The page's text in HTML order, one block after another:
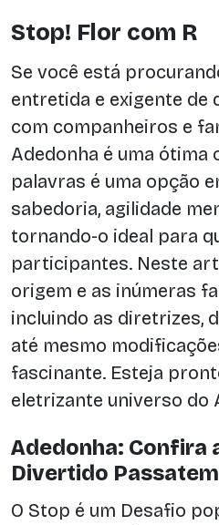
Stop! Flor com R
Se você está
entretida e exigente de
com companheiros e
Adedonha é uma ótima
palavras é uma opção
sabedoria, agilidade
tornando-o ideal para
participantes. Neste
origem e as inúmeras
incluindo as diretrizes,
até mesmo
fascinante. Esteja
eletrizante universo do
Adedonha: Confira
Divertido
O Stop é um Desafio